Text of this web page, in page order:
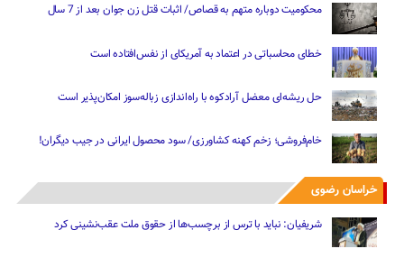
محکومیت دوباره متهم به قصاص/ اثبات قتل زن جوان بعد از 7 سال
خطای محاسباتی در اعتماد به آمریکای از نفس‌افتاده است
حل ریشه‌ای معضل آرادکوه با راه‌اندازی زباله‌سوز امکان‌پذیر است
خام‌فروشی؛ زخم کهنه کشاورزی/ سود محصول ایرانی در جیب دیگران!
خراسان رضوی
شریفیان: نباید با ترس از برچسب‌ها از حقوق ملت عقب‌نشینی کرد